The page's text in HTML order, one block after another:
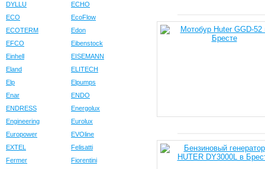
DYLLU
ECHO
ECO
EcoFlow
ECOTERM
Edon
EFCO
Eibenstock
Einhell
EISEMANN
Eland
ELITECH
Elp
Elpumps
Enar
ENDO
ENDRESS
Energolux
Engineering
Eurolux
Europower
EVOline
EXTEL
Felisatti
Fermer
Fiorentini